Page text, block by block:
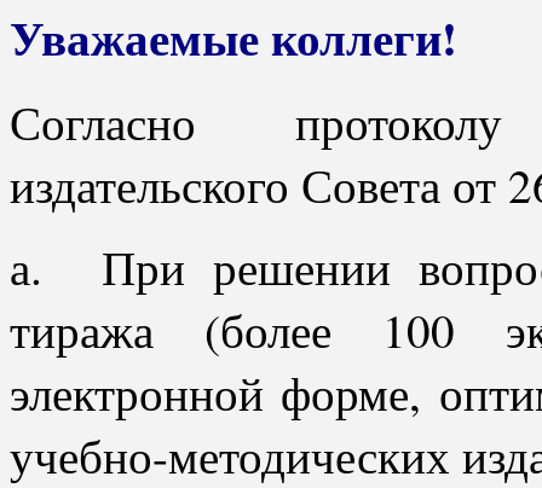
Уважаемые коллеги!
Согласно
издательского Совета от
а. При решении
тиража (более 100
электронной форме,
учебно-методических